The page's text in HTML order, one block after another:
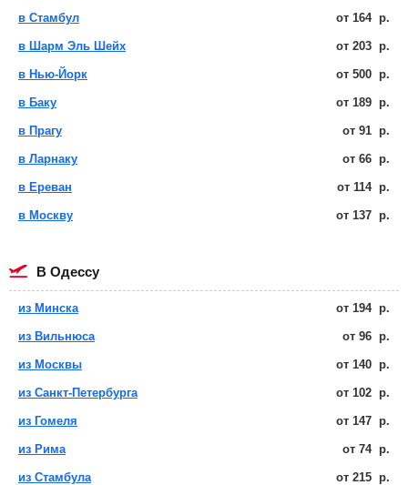
в Стамбул от 164 р.
в Шарм Эль Шейх от 203 р.
в Нью-Йорк от 500 р.
в Баку от 189 р.
в Прагу от 91 р.
в Ларнаку от 66 р.
в Ереван от 114 р.
в Москву от 137 р.
в Одессу
из Минска от 194 р.
из Вильнюса от 96 р.
из Москвы от 140 р.
из Санкт-Петербурга от 102 р.
из Гомеля от 147 р.
из Рима от 74 р.
из Стамбула от 215 р.